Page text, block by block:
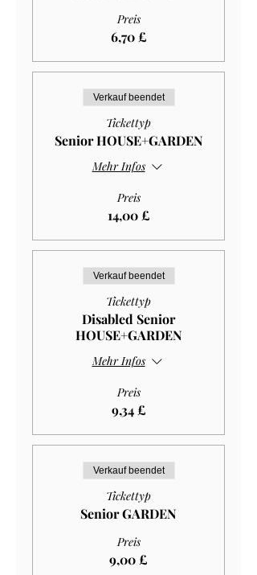
Preis
6,70 £
Verkauf beendet
Tickettyp
Senior HOUSE+GARDEN
Mehr Infos
Preis
14,00 £
Verkauf beendet
Tickettyp
Disabled Senior
HOUSE+GARDEN
Mehr Infos
Preis
9,34 £
Verkauf beendet
Tickettyp
Senior GARDEN
Preis
9,00 £